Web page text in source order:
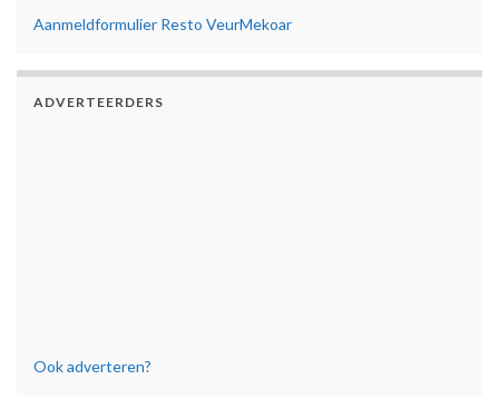
Aanmeldformulier Resto VeurMekoar
ADVERTEERDERS
Ook adverteren?